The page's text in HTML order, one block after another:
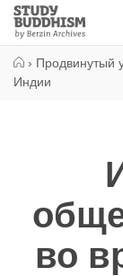
Close
Study
Buddhism
› Продвинутый
Индии
во